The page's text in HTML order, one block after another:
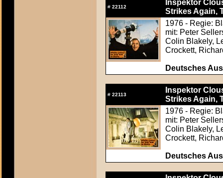
# 22112
Inspektor
Strikes Again,
1976 - Regie:
mit: Peter
Colin Blakely,
Crockett,
Deutsches
# 22113
Inspektor
Strikes Again,
1976 - Regie:
mit: Peter
Colin Blakely,
Crockett,
Deutsches